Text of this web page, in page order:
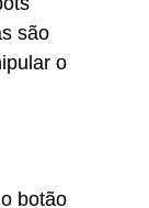
são
o
botão